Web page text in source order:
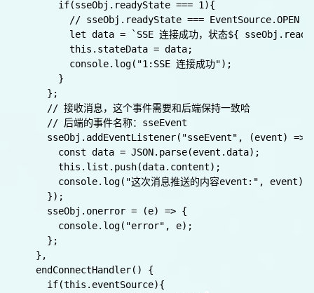
      this.eventSource = sseObj;
      console.log('状态',sseObj,this.eventSource)
      if (sseObj.readyState === 0) {
        this.connectStatus = true
//sseObj.readyState === EventSource.CONNECTING
        console.log('0:"正在连接服务器...');
      }
      sseObj.onopen = (e) => {
        if(sseObj.readyState === 1){
// sseObj.readyState === EventSource.OPEN 也
let data = `SSE 连接成功，状态${
          this.stateData = data;
          console.log("1:SSE 连接成功");
        }
      };
      // 接收消息，这个事件需要和后端保持一致哈
      // 后端的事件名称：sseEvent
sseObj.addEventListener("sseEvent", (event) =>